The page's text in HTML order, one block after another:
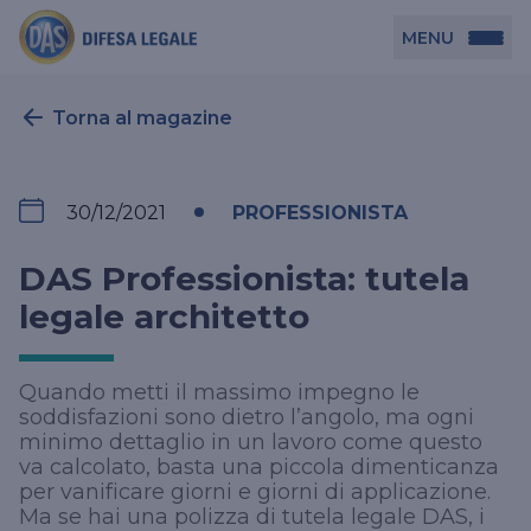
Persona
DAS in Movimento
La nostra famiglia, la nostra casa, la nostra intimità.
Azienda
DAS Tutela Associazioni
DAS Tutela Aziende
DAS Tutela Manager P. Giuridica
DAS in Condominio
DAS Circolazione Business
DAS Ritiro Patente Business
Professionista
DAS Professione Sanitaria
DAS Tutela Manager P. Fisica
Cerca Agenzia
MENU
Torna al magazine
30/12/2021 PROFESSIONISTA
DAS Professionista: tutela
legale architetto
Quando metti il massimo impegno le
soddisfazioni sono dietro l’angolo, ma ogni
minimo dettaglio in un lavoro come questo
va calcolato, basta una piccola dimenticanza
per vanificare giorni e giorni di applicazione.
Ma se hai una polizza di tutela legale DAS, i